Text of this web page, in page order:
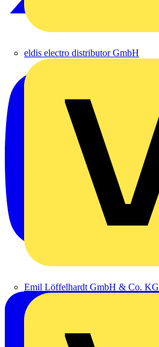
eldis electro distributor GmbH
Emil Löffelhardt GmbH & Co. KG